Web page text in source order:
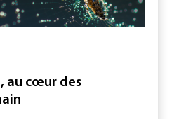
au cœur des